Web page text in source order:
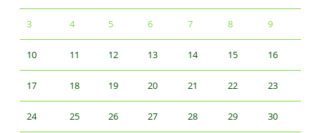
3 4 5 6 7 8 9
10 11 12 13 14 15 16
17 18 19 20 21 22 23
24 25 26 27 28 29 30